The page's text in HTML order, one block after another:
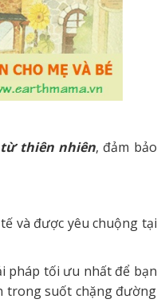
từ thiên nhiên, đảm bảo
và được yêu chuộng tại
pháp tối ưu nhất để bạn
trong suốt chặng đường